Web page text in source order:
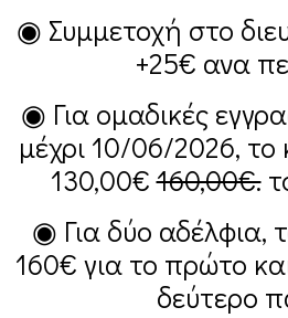
◉ Συμμετοχή στο
+25€ ανα
◉ Για ομαδικές
μέχρι 10/06/2026, το
130,00€160,00€.
◉ Για δύο αδέλφια,
160€ για το πρώτο
δεύτερο